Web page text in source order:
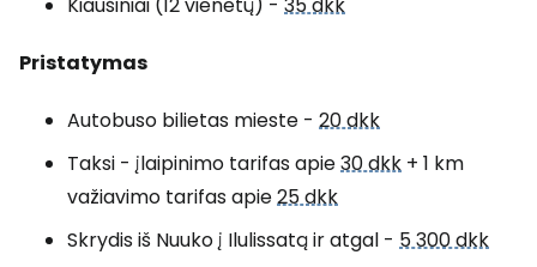
Pristatymas
Autobuso bilietas mieste - 20 dkk
Taksi - įlaipinimo tarifas apie30 dkk + 1 km
važiavimo tarifas apie25 dkk
Skrydis iš Nuuko į Ilulissatą ir atgal - 5 300 dkk